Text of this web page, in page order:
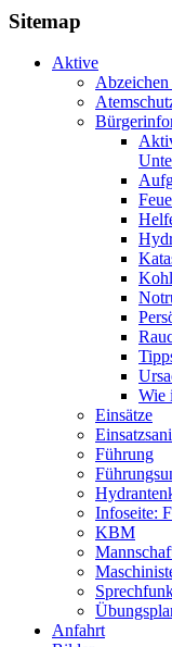
Sitemap
Aktive
Wie
Einsätze
Führung
Infoseite:
KBM
Anfahrt